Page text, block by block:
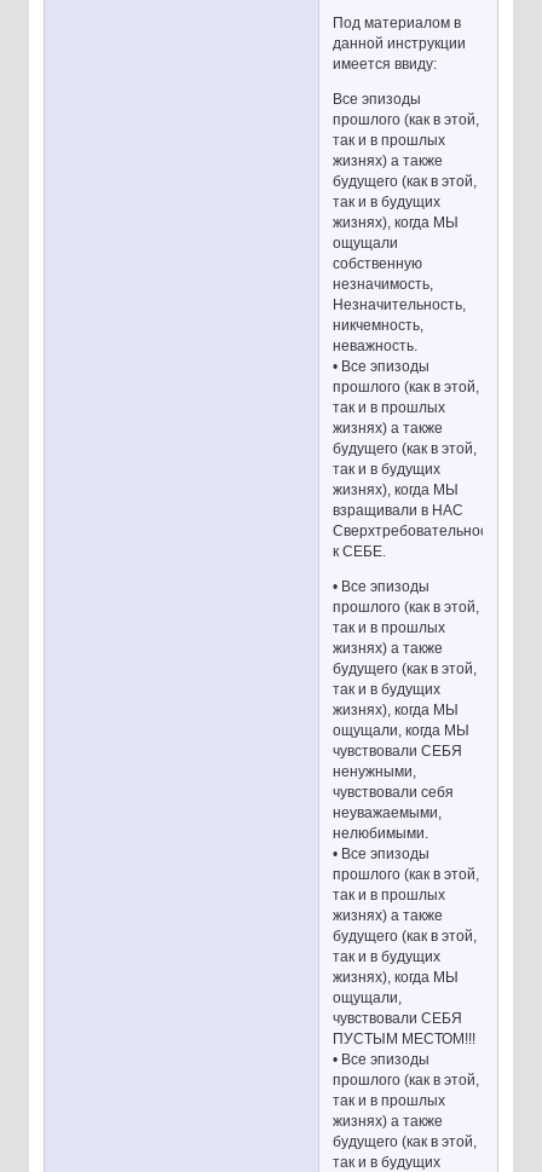
Под материалом в
данной инструкции
имеется ввиду:
Все эпизоды
прошлого (как в этой,
так и в прошлых
жизнях) а также
будущего (как в этой,
так и в будущих
жизнях), когда МЫ
ощущали
собственную
незначимость,
Незначительность,
никчемность,
неважность.
• Все эпизоды
прошлого (как в этой,
так и в прошлых
жизнях) а также
будущего (как в этой,
так и в будущих
жизнях), когда МЫ
взращивали в НАС
Сверхтребовательность
к СЕБЕ.
• Все эпизоды
прошлого (как в этой,
так и в прошлых
жизнях) а также
будущего (как в этой,
так и в будущих
жизнях), когда МЫ
ощущали, когда МЫ
чувствовали СЕБЯ
ненужными,
чувствовали себя
неуважаемыми,
нелюбимыми.
• Все эпизоды
прошлого (как в этой,
так и в прошлых
жизнях) а также
будущего (как в этой,
так и в будущих
жизнях), когда МЫ
ощущали,
чувствовали СЕБЯ
ПУСТЫМ МЕСТОМ!!!
• Все эпизоды
прошлого (как в этой,
так и в прошлых
жизнях) а также
будущего (как в этой,
так и в будущих